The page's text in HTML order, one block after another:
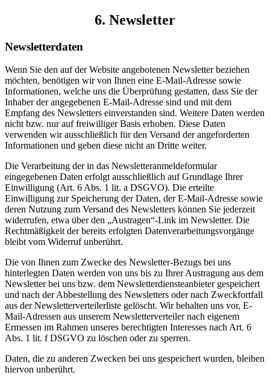
6. Newsletter
Newsletter­daten
Wenn Sie den auf der Website angebotenen Newsletter beziehen
möchten, benötigen wir von Ihnen eine E-Mail-Adresse sowie
Informationen, welche uns die Überprüfung gestatten, dass Sie der
Inhaber der angegebenen E-Mail-Adresse sind und mit dem
Empfang des Newsletters einverstanden sind. Weitere Daten werden
nicht bzw. nur auf freiwilliger Basis erhoben. Diese Daten
verwenden wir ausschließlich für den Versand der angeforderten
Informationen und geben diese nicht an Dritte weiter.
Die Verarbeitung der in das Newsletteranmeldeformular
eingegebenen Daten erfolgt ausschließlich auf Grundlage Ihrer
Einwilligung (Art. 6 Abs. 1 lit. a DSGVO). Die erteilte
Einwilligung zur Speicherung der Daten, der E-Mail-Adresse sowie
deren Nutzung zum Versand des Newsletters können Sie jederzeit
widerrufen, etwa über den „Austragen“-Link im Newsletter. Die
Rechtmäßigkeit der bereits erfolgten Datenverarbeitungsvorgänge
bleibt vom Widerruf unberührt.
Die von Ihnen zum Zwecke des Newsletter-Bezugs bei uns
hinterlegten Daten werden von uns bis zu Ihrer Austragung aus dem
Newsletter bei uns bzw. dem Newsletterdiensteanbieter gespeichert
und nach der Abbestellung des Newsletters oder nach Zweckfortfall
aus der Newsletterverteilerliste gelöscht. Wir behalten uns vor, E-
Mail-Adressen aus unserem Newsletterverteiler nach eigenem
Ermessen im Rahmen unseres berechtigten Interesses nach Art. 6
Abs. 1 lit. f DSGVO zu löschen oder zu sperren.
Daten, die zu anderen Zwecken bei uns gespeichert wurden, bleiben
hiervon unberührt.